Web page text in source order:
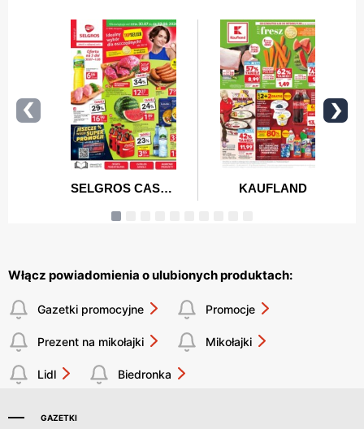
Włącz powiadomienia o ulubionych produktach:
Gazetki promocyjne Promocje
Prezent na mikołajki Mikołajki
Lidl Biedronka
GAZETKI